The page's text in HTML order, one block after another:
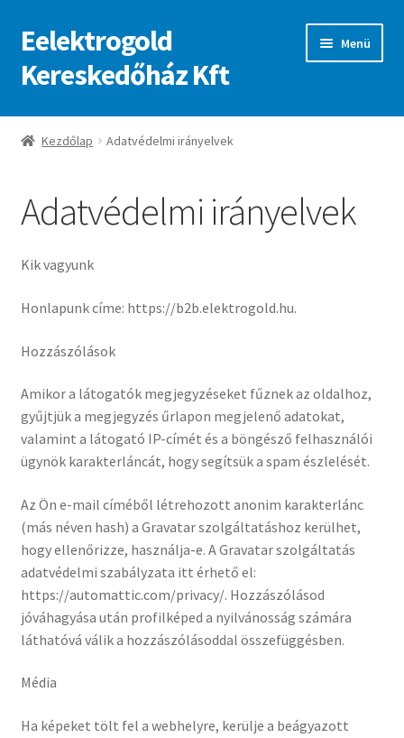
Ugrás
a
navigációhoz
Kilépés
a
tartalomba
Eelektrogold
Kereskedőház Kft
Menü
Kezdőlap
Adatvédelmi irányelvek
ajanlatkeres
Kezdőlap Adatvédelmi irányelvek
Adatvédelmi irányelvek
Kik vagyunk
Honlapunk címe: https://b2b.elektrogold.hu.
Hozzászólások
Amikor a látogatók megjegyzéseket fűznek az oldalhoz,
gyűjtjük a megjegyzés űrlapon megjelenő adatokat,
valamint a látogató IP-címét és a böngésző felhasználói
ügynök karakterláncát, hogy segítsük a spam észlelését.
Az Ön e-mail címéből létrehozott anonim karakterlánc
(más néven hash) a Gravatar szolgáltatáshoz kerülhet,
hogy ellenőrizze, használja-e. A Gravatar szolgáltatás
adatvédelmi szabályzata itt érhető el:
https://automattic.com/privacy/. Hozzászólásod
jóváhagyása után profilképed a nyilvánosság számára
láthatóvá válik a hozzászólásoddal összefüggésben.
Média
Ha képeket tölt fel a webhelyre, kerülje a beágyazott